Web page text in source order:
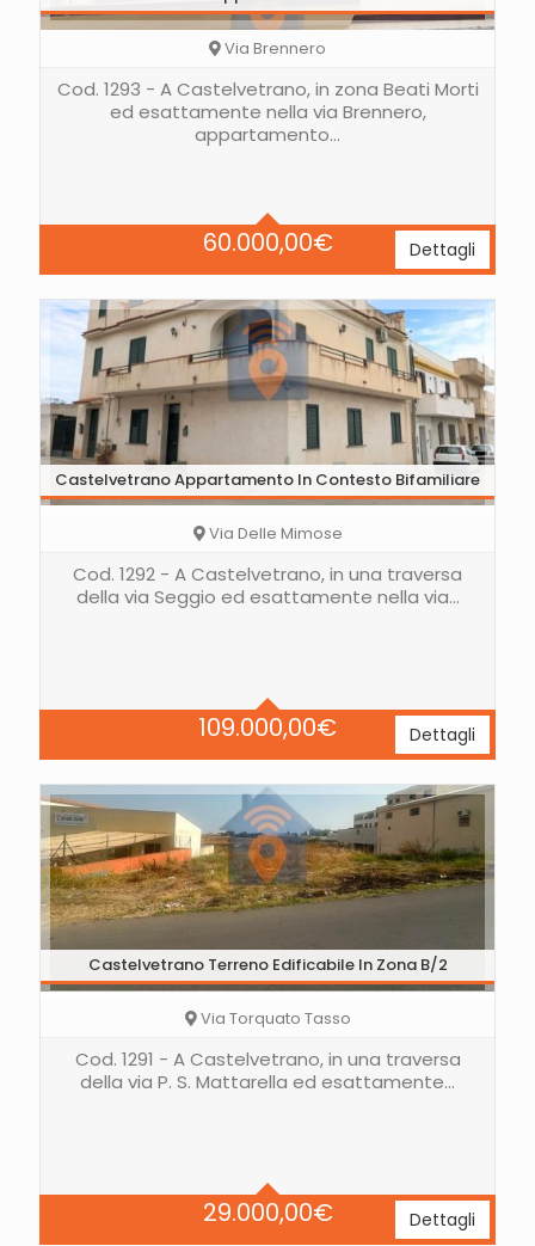
60.000,00€
Via Brennero
Cod. 1293 - A Castelvetrano, in zona Beati Morti
ed esattamente nella via Brennero,
appartamento…
Letti
Area
100 Mq
Dettagli
Castelvetrano Appartamento In Contesto Bifamiliare
109.000,00€
Via Delle Mimose
Cod. 1292 - A Castelvetrano, in una traversa
della via Seggio ed esattamente nella via…
Area
140 Mq
Dettagli
Castelvetrano Terreno Edificabile In Zona B/2
29.000,00€
Via Torquato Tasso
Cod. 1291 - A Castelvetrano, in una traversa
della via P. S. Mattarella ed esattamente…
Dettagli